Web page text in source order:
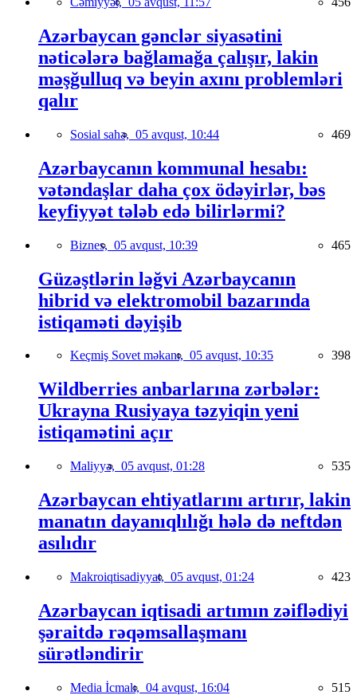
Azərbaycan gənclər siyasətini
nəticələrə bağlamağa çalışır, lakin
məşğulluq və beyin axını problemləri
qalır
Sosial sahə, 05 avqust, 10:44 469
Azərbaycanın kommunal hesabı:
vətəndaşlar daha çox ödəyirlər, bəs
keyfiyyət tələb edə bilirlərmi?
Biznes, 05 avqust, 10:39 465
Güzəştlərin ləğvi Azərbaycanın
hibrid və elektromobil bazarında
istiqaməti dəyişib
Keçmiş Sovet məkanı, 05 avqust, 10:35 398
Wildberries anbarlarına zərbələr:
Ukrayna Rusiyaya təzyiqin yeni
istiqamətini açır
Maliyyə, 05 avqust, 01:28 535
Azərbaycan ehtiyatlarını artırır, lakin
manatın dayanıqlılığı hələ də neftdən
asılıdır
Makroiqtisadiyyat, 05 avqust, 01:24 423
Azərbaycan iqtisadi artımın zəiflədiyi
şəraitdə rəqəmsallaşmanı
sürətləndirir
Media İcmalı, 04 avqust, 16:04 515